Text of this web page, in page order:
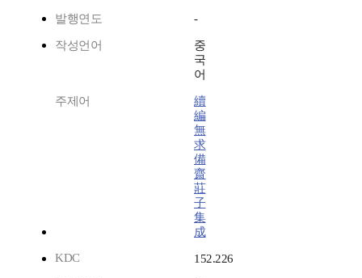
발행연도 -
작성언어
중
국
어
주제어
續
編
無
求
備
齋
莊
子
集
成
KDC
152.226